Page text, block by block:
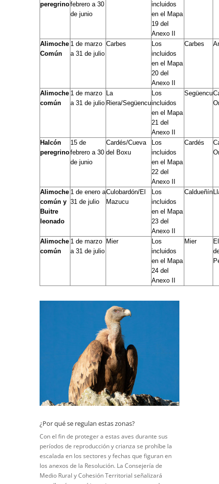
peregrinofebrero a 30
de junio
incluidos
en el Mapa
19 del
Anexo II
Alimoche
Común
1 de marzo
a 31 de julio
Carbes
Los
incluidos
en el Mapa
20 del
Anexo II
Carbes
Alimoche
común
1 de marzo
a 31 de julio
La
Riera/Següencu
Los
incluidos
en el Mapa
21 del
Anexo II
Següencu
Halcón
peregrino
15 de
febrero a 30
de junio
Cardés/Cueva
del Boxu
Los
incluidos
en el Mapa
22 del
Anexo II
Cardés
Alimoche
común y
Buitre
leonado
1 de enero a
31 de julio
Culobardón/El
Mazucu
Los
incluidos
en el Mapa
23 del
Anexo II
Caldueñín
Alimoche
común
1 de marzo
a 31 de julio
Mier
Los
incluidos
en el Mapa
24 del
Anexo II
Mier
¿Por qué se regulan estas zonas?
Con el fin de proteger a estas aves durante sus
períodos de reproducción y crianza se prohíbe la
escalada en los sectores y fechas que figuran en
los anexos de la Resolución. La Consejería de
Medio Rural y Cohesión Territorial señalizará